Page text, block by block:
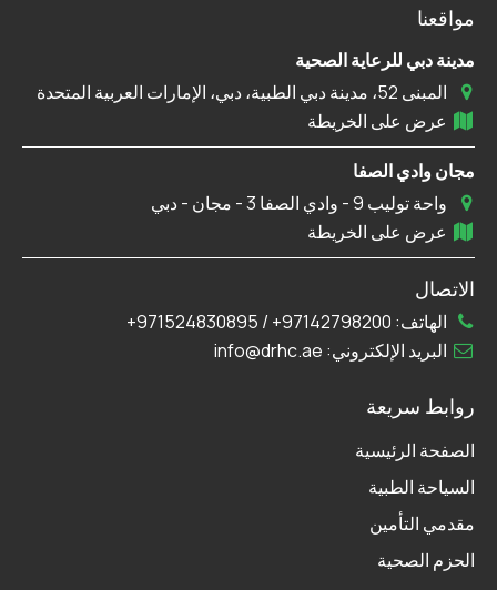
روابط سريعة
الصفحة الرئيسية
السياحة الطبية
مقدمي التأمين
الحزم الصحية
مواقعنا
مدينة دبي للرعاية الصحية
المبنى 52، مدينة دبي الطبية، دبي، الإمارات العربية المتحدة
عرض على الخريطة
مجان وادي الصفا
واحة توليب 9 - وادي الصفا 3 - مجان - دبي
عرض على الخريطة
الاتصال
الهاتف: 97142798200+
/
971524830895+
البريد الإلكتروني: info@drhc.ae